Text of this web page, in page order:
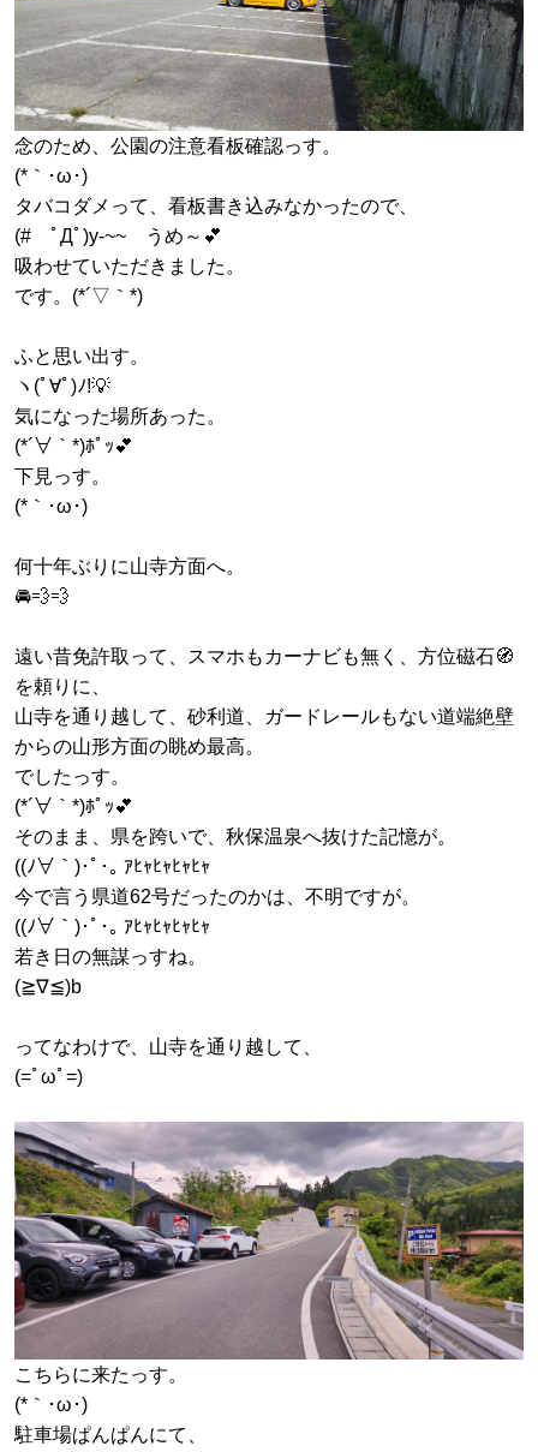
念のため、公園の注意看板確認っす。
(*｀･ω･)ゞ
タバコダメって、看板書き込みなかったので、
(# ﾟДﾟ)y-~~ うめ～💕
吸わせていただきました。
です。(*´▽｀*)
ふと思い出す。
ヽ(ﾟ∀ﾟ)ﾉ!💡
気になった場所あった。
(*´∀｀*)ﾎﾟｯ💕
下見っす。
(*｀･ω･)ゞ
何十年ぶりに山寺方面へ。
🚘️💨💨
遠い昔免許取って、スマホもカーナビも無く、方位磁石🧭
を頼りに、
山寺を通り越して、砂利道、ガードレールもない道端絶壁
からの山形方面の眺め最高。
でしたっす。
(*´∀｀*)ﾎﾟｯ💕
そのまま、県を跨いで、秋保温泉へ抜けた記憶が。
((ﾉ∀｀)･ﾟ･｡ ｱﾋｬﾋｬﾋｬﾋｬ
今で言う県道62号だったのかは、不明ですが。
((ﾉ∀｀)･ﾟ･｡ ｱﾋｬﾋｬﾋｬﾋｬ
若き日の無謀っすね。
(≧∇≦)b
ってなわけで、山寺を通り越して、
(=ﾟωﾟ=)
こちらに来たっす。
(*｀･ω･)ゞ
駐車場ぱんぱんにて、